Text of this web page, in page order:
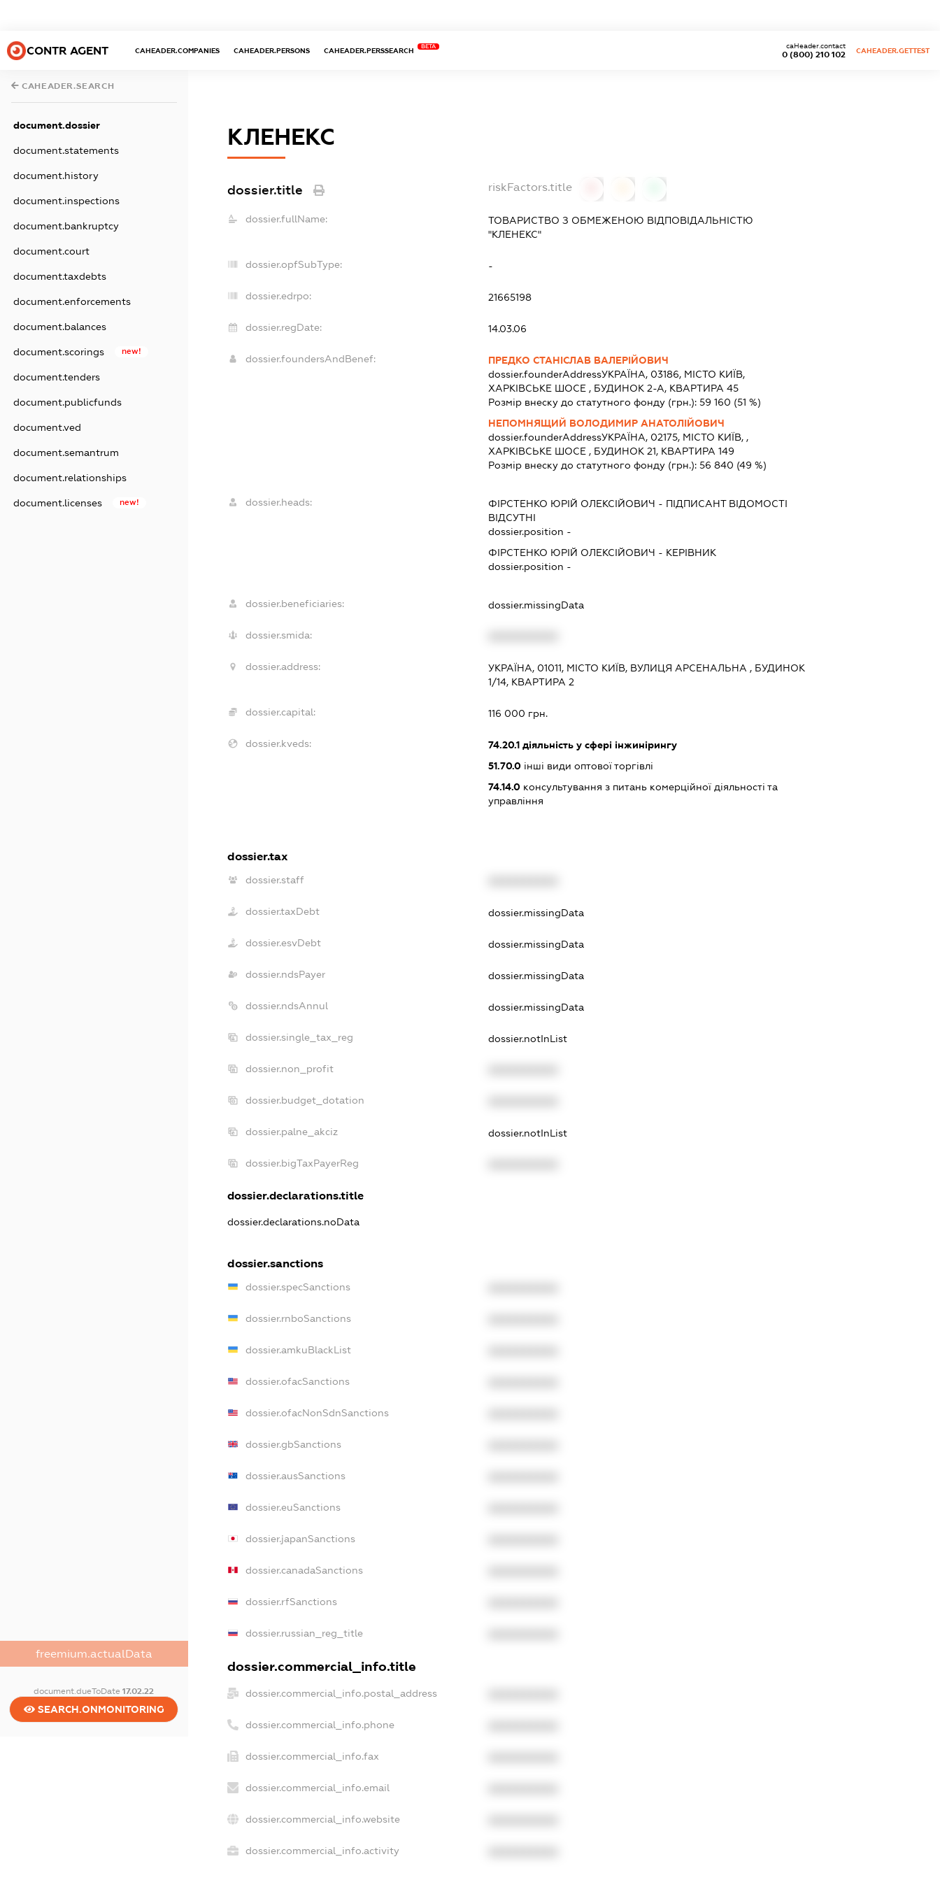
CONTR AGENT CAHEADER.COMPANIES CAHEADER.PERSONS CAHEADER.PERSSEARCH
BETA
0 (800) 210 102
caHeader.contact
CAHEADER.GETTEST
CAHEADER.SEARCH
document.dossier
document.statements
document.history
document.inspections
document.bankruptcy
document.court
document.taxdebts
document.enforcements
document.balances
document.scorings new!
document.tenders
document.publicfunds
document.ved
document.semantrum
document.relationships
document.licenses new!
freemium.actualData
document.dueToDate17.02.22
SEARCH.ONMONITORING
КЛЕНЕКС
dossier.title riskFactors.title
dossier.fullName:
ТОВАРИСТВО З ОБМЕЖЕНОЮ ВІДПОВІДАЛЬНІСТЮ
"КЛЕНЕКС"
dossier.opfSubType: -
dossier.edrpo: 21665198
dossier.regDate: 14.03.06
dossier.foundersAndBenef:
ПРЕДКО СТАНІСЛАВ ВАЛЕРІЙОВИЧ
dossier.founderAddressУКРАЇНА, 03186, МІСТО КИЇВ,
ХАРКІВСЬКЕ ШОСЕ , БУДИНОК 2-А, КВАРТИРА 45
Розмір внеску до статутного фонду (грн.): 59 160 (51 %)
НЕПОМНЯЩИЙ ВОЛОДИМИР АНАТОЛІЙОВИЧ
dossier.founderAddressУКРАЇНА, 02175, МІСТО КИЇВ, ,
ХАРКІВСЬКЕ ШОСЕ , БУДИНОК 21, КВАРТИРА 149
Розмір внеску до статутного фонду (грн.): 56 840 (49 %)
dossier.heads: ФІРСТЕНКО ЮРІЙ ОЛЕКСІЙОВИЧ - ПІДПИСАНТВІДОМОСТІ
ВІДСУТНІ
dossier.position -
ФІРСТЕНКО ЮРІЙ ОЛЕКСІЙОВИЧ - КЕРІВНИК
dossier.position -
dossier.beneficiaries: dossier.missingData
dossier.smida:
dossier.address:
УКРАЇНА, 01011, МІСТО КИЇВ, ВУЛИЦЯ АРСЕНАЛЬНА , БУДИНОК
1/14, КВАРТИРА 2
dossier.capital: 116 000 грн.
dossier.kveds: 74.20.1діяльність у сфері інжинірингу
51.70.0інші види оптової торгівлі
74.14.0консультування з питань комерційної діяльності та
управління
dossier.tax
dossier.staff
dossier.taxDebt dossier.missingData
dossier.esvDebt dossier.missingData
dossier.ndsPayer dossier.missingData
dossier.ndsAnnul dossier.missingData
dossier.single_tax_reg dossier.notInList
dossier.non_profit
dossier.budget_dotation
dossier.palne_akciz dossier.notInList
dossier.bigTaxPayerReg
dossier.declarations.title
dossier.declarations.noData
dossier.sanctions
dossier.specSanctions
dossier.rnboSanctions
dossier.amkuBlackList
dossier.ofacSanctions
dossier.ofacNonSdnSanctions
dossier.gbSanctions
dossier.ausSanctions
dossier.euSanctions
dossier.japanSanctions
dossier.canadaSanctions
dossier.rfSanctions
dossier.russian_reg_title
dossier.commercial_info.title
dossier.commercial_info.postal_address
dossier.commercial_info.phone
dossier.commercial_info.fax
dossier.commercial_info.email
dossier.commercial_info.website
dossier.commercial_info.activity